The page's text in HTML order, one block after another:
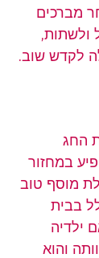
מברכים
ולשתות,
לקדש שוב.
החג
במחזור
מוסף טוב
בבית
ילדיה
והוא